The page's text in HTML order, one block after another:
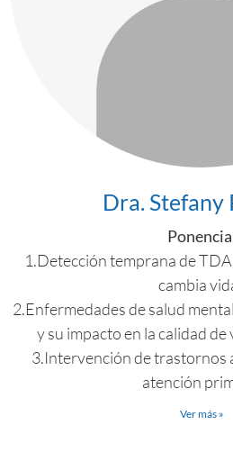
Dra. Stefany
1.Detección temprana de
cambia
2.Enfermedades de salud
y su impacto en la calidad
3.Intervención de trastornos
atención
Ver más »